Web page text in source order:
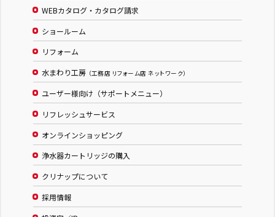
WEBカタログ・カタログ請求
ショールーム
リフォーム
水まわり工房 （工務店 リフォーム店 ネットワーク）
ユーザー様向け（サポートメニュー）
リフレッシュサービス
オンラインショッピング
浄水器カートリッジの購入
クリナップについて
採用情報